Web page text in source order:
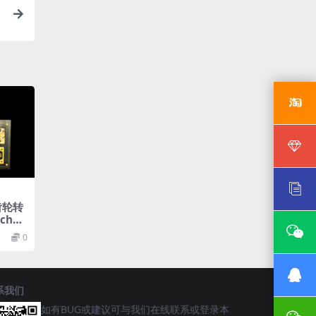
转
Kit 0
我们
如有BUG或建议可与我们在线联系或登录本